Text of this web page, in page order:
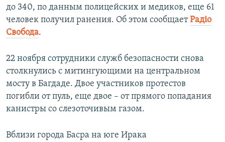
до 340, по данным полицейских и медиков, еще 61
человек получил ранения. Об этом сообщаетРадіо
Свобода.
22 ноября сотрудники служб безопасности снова
столкнулись с митингующими на центральном
мосту в Багдаде. Двое участников протестов
погибли от пуль, еще двое – от прямого попадания
канистры со слезоточивым газом.
Вблизи города Басра на юге Ирака